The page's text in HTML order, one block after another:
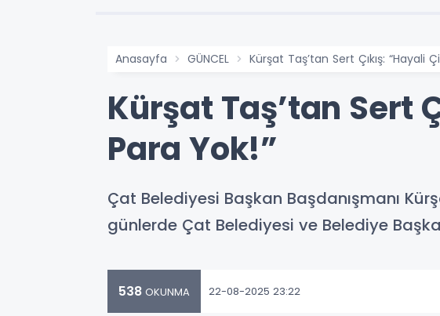
Anasayfa GÜNCEL Kürşat Taş’tan Sert Çıkış: “Hayali
Kürşat Taş’tan Sert
Para Yok!”
Çat Belediyesi Başkan Başdanışmanı
günlerde Çat Belediyesi ve Belediye
538 OKUNMA 22-08-2025 23:22